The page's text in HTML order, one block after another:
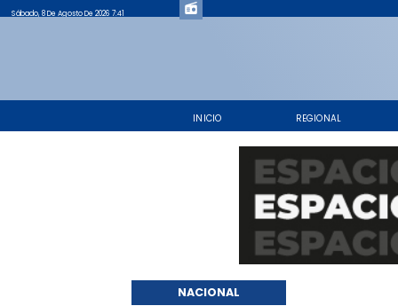
INICIO REGIONAL
Sábado, 8 De Agosto De 2026 7:41
NACIONAL